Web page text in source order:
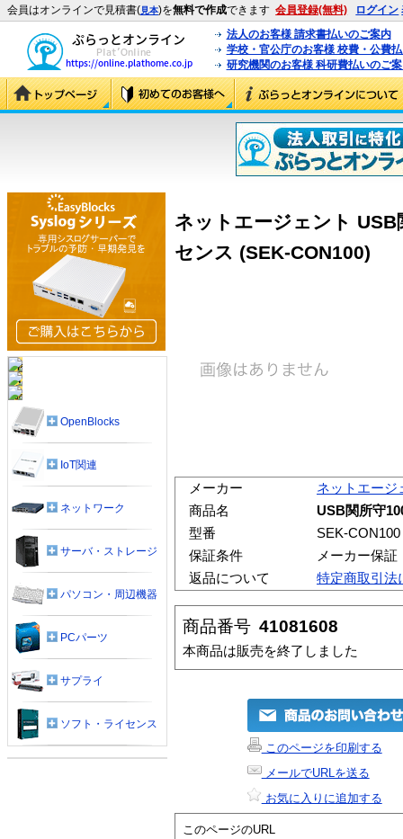
会員はオンラインで見積書(見本)を無料で作成できます 会員登録(無料) ログイン
法人のお客様 請求書払いのご案内
学校・官公庁のお客様 校費・公費
研究機関のお客様 科研費払いのご
ネットエージェント
センス (SEK-CON100)
メーカー
ネットエージ
商品名
USB関所守
型番
SEK-CON100
保証条件
メーカー保証
返品について
特定商取引法
商品番号 41081608
本商品は販売を終了しました
このページを印刷する
メールでURLを送る
お気に入りに追加する
このページのURL
OpenBlocks
IoT関連
ネットワーク
サーバ・ストレージ
パソコン・周辺機器
PCパーツ
サプライ
ソフト・ライセンス